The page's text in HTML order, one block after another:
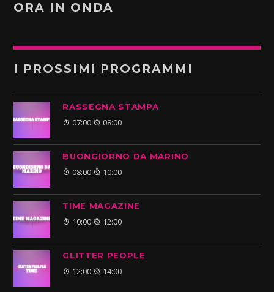
ORA IN ONDA
I PROSSIMI PROGRAMMI
RASSEGNA STAMPA
07:00 08:00
BUONGIORNO DA MARINO
08:00 10:00
TIME MAGAZINE
10:00 12:00
GLITTER PEOPLE
12:00 14:00